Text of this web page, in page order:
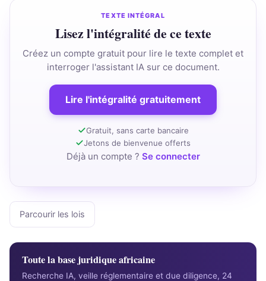
TEXTE INTÉGRAL
Lisez l'intégralité de ce texte
Créez un compte gratuit pour lire le texte complet et
interroger l'assistant IA sur ce document.
Lire l'intégralité gratuitement
Gratuit, sans carte bancaire
Jetons de bienvenue offerts
Déjà un compte ? Se connecter
Parcourir les lois
Toute la base juridique africaine
Recherche IA, veille réglementaire et due diligence, 24